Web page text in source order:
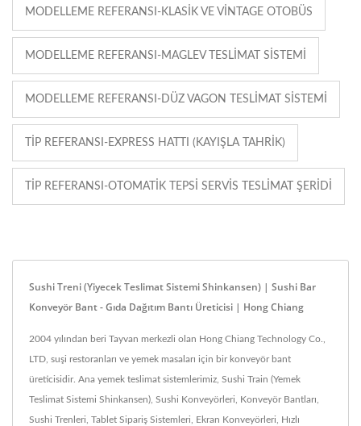
MODELLEME REFERANSI-KLASIK VE VINTAGE OTOBÜS
MODELLEME REFERANSI-MAGLEV TESLIMAT SISTEMI
MODELLEME REFERANSI-DÜZ VAGON TESLIMAT SISTEMI
TIP REFERANSI-EXPRESS HATTI (KAYIŞLA TAHRIK)
TIP REFERANSI-OTOMATIK TEPSI SERVIS TESLIMAT ŞERIDI
Sushi Treni (Yiyecek Teslimat Sistemi Shinkansen) | Sushi Bar
Konveyör Bant - Gıda Dağıtım Bantı Üreticisi | Hong Chiang
2004 yılından beri Tayvan merkezli olan Hong Chiang Technology Co.,
LTD, suşi restoranları ve yemek masaları için bir konveyör bant
üreticisidir. Ana yemek teslimat sistemlerimiz, Sushi Train (Yemek
Teslimat Sistemi Shinkansen), Sushi Konveyörleri, Konveyör Bantları,
Sushi Trenleri, Tablet Sipariş Sistemleri, Ekran Konveyörleri, Hızlı